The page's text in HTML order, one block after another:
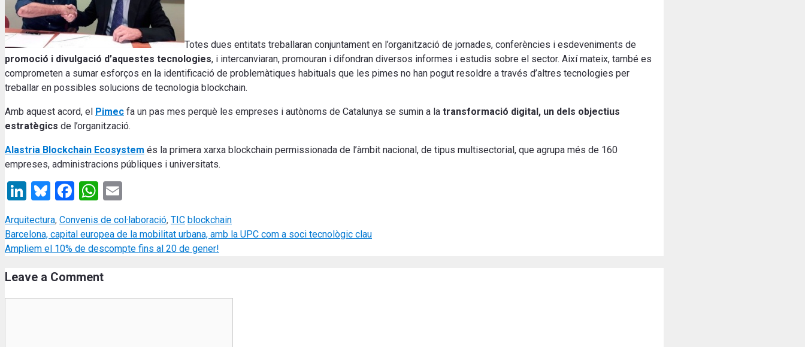
Totes dues entitats treballaran conjuntament en l’organització de jornades, conferències i esdeveniments de
promoció i divulgació d’aquestes tecnologies, i intercanviaran, promouran i difondran diversos informes i estudis sobre el sector. Així mateix, també es
comprometen a sumar esforços en la identificació de problemàtiques habituals que les pimes no han pogut resoldre a través d’altres tecnologies per
treballar en possibles solucions de tecnologia blockchain.
Amb aquest acord, el Pimec fa un pas mes perquè les empreses i autònoms de Catalunya se sumin a la transformació digital, un dels objectius
estratègics de l’organització.
Alastria Blockchain Ecosystem és la primera xarxa blockchain permissionada de l’àmbit nacional, de tipus multisectorial, que agrupa més de 160
empreses, administracions públiques i universitats.
LinkedIn
Bluesky
Facebook
WhatsApp
Categories
Arquitectura, Convenis de col·laboració, TIC Tags
blockchain
Barcelona, capital europea de la mobilitat urbana, amb la UPC com a soci tecnològic clau
Ampliem el 10% de descompte fins al 20 de gener!
Leave a Comment